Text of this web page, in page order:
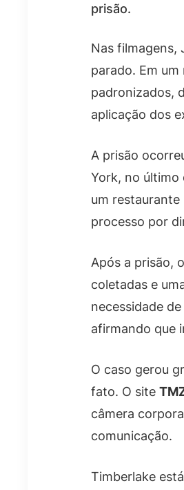
prisão.
Nas filmagens,
parado. Em
padronizados,
aplicação dos
A prisão
York, no último
um
processo por
Após a prisão,
coletadas e
necessidade
afirmando que
O caso gerou
fato. O site
câmera
comunicação.
Timberlake